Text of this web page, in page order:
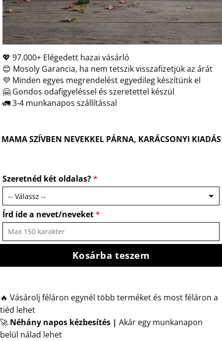
💖 97.000+ Elégedett hazai vásárló
😊 Mosoly Garancia, ha nem tetszik visszafizetjük az árát
💜 Minden egyes megrendelést egyedileg készítünk el
🤗 Gondos odafigyeléssel és szeretettel készül
🚛 3-4 munkanapos szállítással
MAMA SZÍVBEN NEVEKKEL PÁRNA, KARÁCSONYI KIADÁS
Szeretnéd két oldalas?*
Írd ide a nevet/neveket*
Kosárba teszem
🔥 Vásárolj féláron egynél több terméket és most féláron a
tiéd lehet
🚀 Néhány napos kézbesítés | Akár egy munkanapon
belül nálad lehet